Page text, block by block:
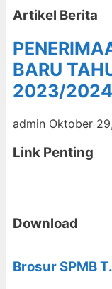
Artikel Berita
BARU
2023/2024
admin Oktober
Link Penting
Download
Brosur SPMB